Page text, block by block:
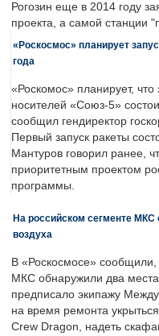
Рогозин еще в 2014 году
проекта, а самой станции
«Роскосмос» планирует
года
«Роскомос» планирует, что
носителей «Союз-5»
сообщил гендиректор
Первый запуск ракеты
Мантуров говорил ранее,
приоритетным проектом
программы.
На российском сегменте МКС
воздуха
В «Роскосмосе» сообщили,
МКС обнаружили два места
предписало экипажу
на время ремонта
Crew Dragon, надеть